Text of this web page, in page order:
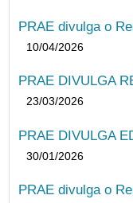
PRAE divulga o
10/04/2026
PRAE DIVULGA
23/03/2026
PRAE DIVULGA
30/01/2026
PRAE divulga o